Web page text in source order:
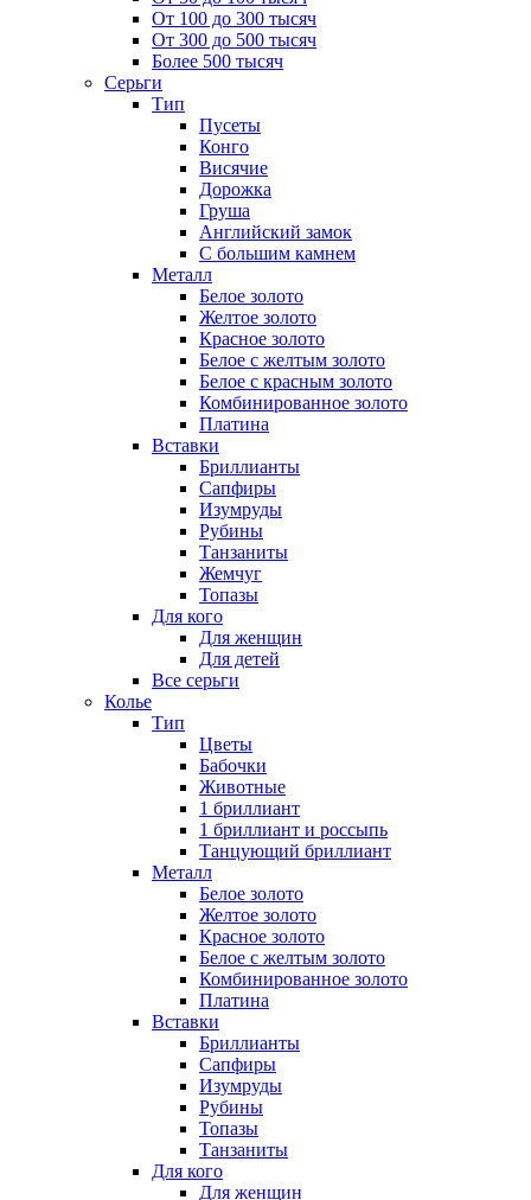
От 100 до 300 тысяч
От 300 до 500 тысяч
Более 500 тысяч
Серьги
Тип
Пусеты
Конго
Висячие
Дорожка
Груша
Английский замок
С большим камнем
Металл
Белое золото
Желтое золото
Красное золото
Белое с желтым золото
Белое с красным золото
Комбинированное золото
Платина
Вставки
Бриллианты
Сапфиры
Изумруды
Рубины
Танзаниты
Жемчуг
Топазы
Для кого
Для женщин
Для детей
Все серьги
Колье
Тип
Цветы
Бабочки
Животные
1 бриллиант
1 бриллиант и россыпь
Танцующий бриллиант
Металл
Белое золото
Желтое золото
Красное золото
Белое с желтым золото
Комбинированное золото
Платина
Вставки
Бриллианты
Сапфиры
Изумруды
Рубины
Топазы
Танзаниты
Для кого
Для женщин